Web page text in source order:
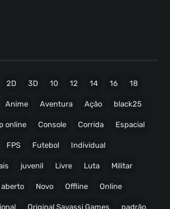
2D 3D 10 12 14 16 18
Anime Aventura Ação black25
online Console Corrida Espacial
FPS Futebol Individual
juvenil Livre Luta Militar
aberto Novo Offline Online
Original Savassi Games padrão